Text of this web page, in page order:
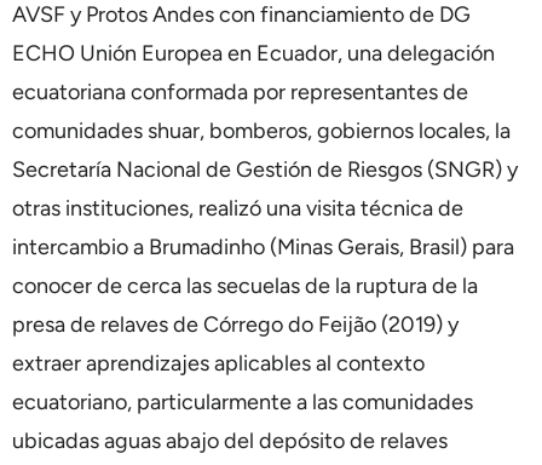
AVSF y Protos Andes con financiamiento de DG
ECHO Unión Europea en Ecuador, una delegación
ecuatoriana conformada por representantes de
comunidades shuar, bomberos, gobiernos locales, la
Secretaría Nacional de Gestión de Riesgos (SNGR) y
otras instituciones, realizó una visita técnica de
intercambio a Brumadinho (Minas Gerais, Brasil) para
conocer de cerca las secuelas de la ruptura de la
presa de relaves de Córrego do Feijão (2019) y
extraer aprendizajes aplicables al contexto
ecuatoriano, particularmente a las comunidades
ubicadas aguas abajo del depósito de relaves